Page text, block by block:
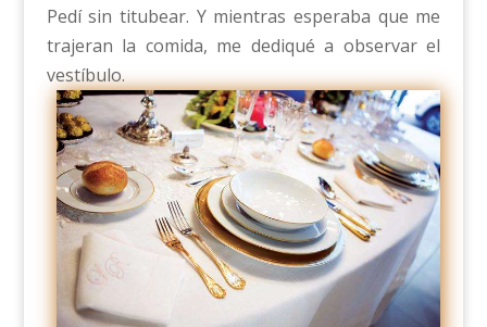
Pedí sin titubear. Y mientras esperaba que me
trajeran la comida, me dediqué a observar el
vestíbulo.